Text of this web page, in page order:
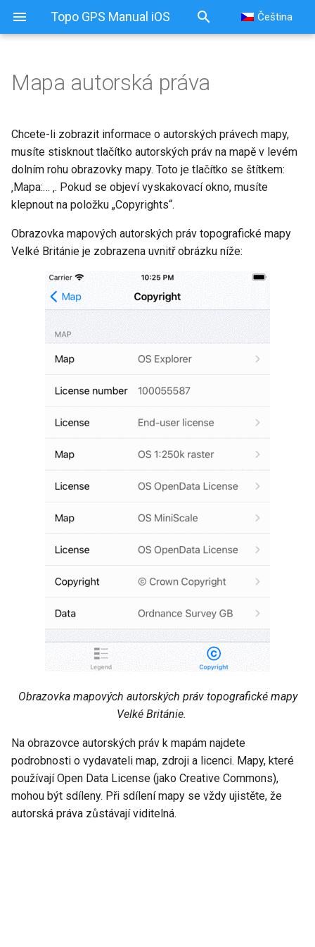
Topo GPS Manual iOS Čeština
Mapa autorská práva
Chcete-li zobrazit informace o autorských právech mapy,
musíte stisknout tlačítko autorských práv na mapě v levém
dolním rohu obrazovky mapy. Toto je tlačítko se štítkem:
‚Mapa:… ‚. Pokud se objeví vyskakovací okno, musíte
klepnout na položku „Copyrights“.
Obrazovka mapových autorských práv topografické mapy
Velké Británie je zobrazena uvnitř obrázku níže:
Obrazovka mapových autorských práv topografické mapy
Velké Británie.
Na obrazovce autorských práv k mapám najdete
podrobnosti o vydavateli map, zdroji a licenci. Mapy, které
používají Open Data License (jako Creative Commons),
mohou být sdíleny. Při sdílení mapy se vždy ujistěte, že
autorská práva zůstávají viditelná.